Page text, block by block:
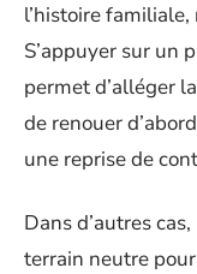
l’histoire
S’appuyer sur un
permet d’alléger
de renouer
une reprise de
Dans d’autres
terrain neutre